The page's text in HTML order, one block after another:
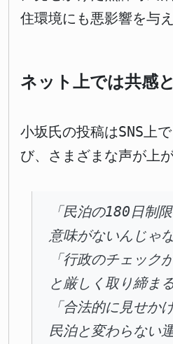
住環境にも悪影響を与
ネット上では共感
小坂氏の投稿はSNS上
び、さまざまな声が上
「民泊の180日制
意味がないんじゃ
「行政のチェック
と厳しく取り締ま
「合法的に見せか
民泊と変わらない